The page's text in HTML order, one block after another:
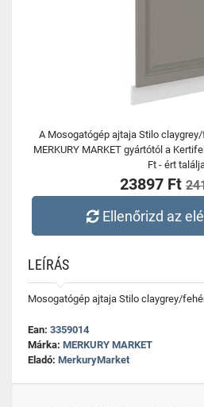
A Mosogatógép ajtaja Stilo
MERKURY MARKET gyártótól a
Ft - ért
23897 Ft
Ellenőrizd az
LEÍRÁS
Mosogatógép ajtaja Stilo claygrey/
Ean: 3359014
Márka: MERKURY MARKET
Eladó: MerkuryMarket